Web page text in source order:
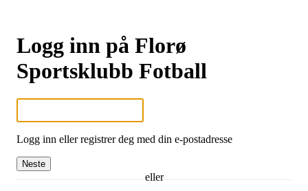
Logg inn på Florø
Sportsklubb Fotball
Logg inn eller registrer deg med din e-postadresse
Neste
eller